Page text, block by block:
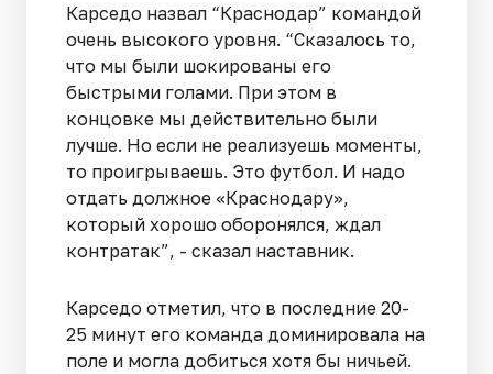
Карседо назвал “Краснодар” командой
очень высокого уровня. “Сказалось то,
что мы были шокированы его
быстрыми голами. При этом в
концовке мы действительно были
лучше. Но если не реализуешь моменты,
то проигрываешь. Это футбол. И надо
отдать должное «Краснодару»,
который хорошо оборонялся, ждал
контратак”, - сказал наставник.
Карседо отметил, что в последние 20-
25 минут его команда доминировала на
поле и могла добиться хотя бы ничьей.